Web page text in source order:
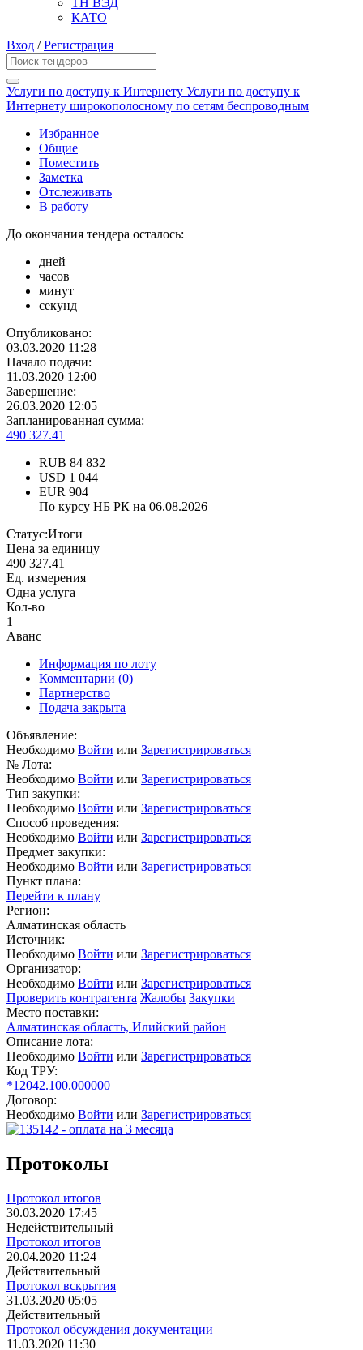
ТН ВЭД
КАТО
Вход /Регистрация
Услуги по доступу к Интернету Услуги по доступу к
Интернету широкополосному по сетям беспроводным
Избранное
Общие
Поместить
Заметка
Отслеживать
В работу
До окончания тендера осталось:
дней
часов
минут
секунд
Опубликовано:
03.03.2020 11:28
Начало подачи:
11.03.2020 12:00
Завершение:
26.03.2020 12:05
Запланированная сумма:
490 327.41
RUB 84 832
USD 1 044
EUR 904
По курсу НБ РК на 06.08.2026
Статус:Итоги
Цена за единицу
490 327.41
Ед. измерения
Одна услуга
Кол-во
1
Аванс
Информация по лоту
Комментарии (0)
Партнерство
Подача закрыта
Объявление:
Необходимо Войти или Зарегистрироваться
№ Лота:
Необходимо Войти или Зарегистрироваться
Тип закупки:
Необходимо Войти или Зарегистрироваться
Способ проведения:
Необходимо Войти или Зарегистрироваться
Предмет закупки:
Необходимо Войти или Зарегистрироваться
Пункт плана:
Перейти к плану
Регион:
Алматинская область
Источник:
Необходимо Войти или Зарегистрироваться
Организатор:
Необходимо Войти или Зарегистрироваться
Проверить контрагента Жалобы Закупки
Место поставки:
Алматинская область, Илийский район
Описание лота:
Необходимо Войти или Зарегистрироваться
Код ТРУ:
*12042.100.000000
Договор:
Необходимо Войти или Зарегистрироваться
Протоколы
Протокол итогов
30.03.2020 17:45
Недействительный
Протокол итогов
20.04.2020 11:24
Действительный
Протокол вскрытия
31.03.2020 05:05
Действительный
Протокол обсуждения документации
11.03.2020 11:30